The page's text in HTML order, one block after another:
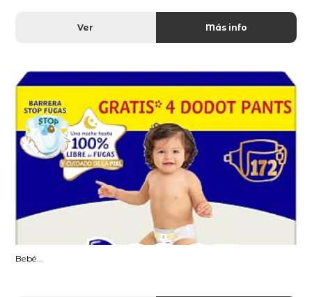
Ver Más info
Bebé...